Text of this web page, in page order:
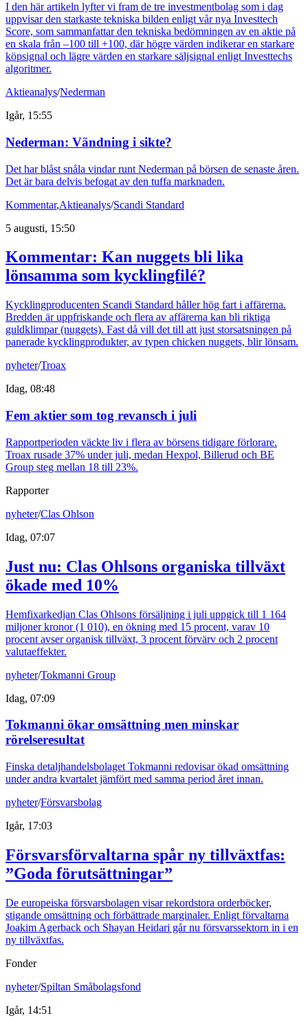
I den här artikeln lyfter vi fram de tre investmentbolag som i dag
uppvisar den starkaste tekniska bilden enligt vår nya Investtech
Score, som sammanfattar den tekniska bedömningen av en aktie på
en skala från –100 till +100, där högre värden indikerar en starkare
köpsignal och lägre värden en starkare säljsignal enligt Investtechs
algoritmer.
Aktieanalys/Nederman
Igår, 15:55
Nederman: Vändning i sikte?
Det har blåst snåla vindar runt Nederman på börsen de senaste åren.
Det är bara delvis befogat av den tuffa marknaden.
Kommentar,Aktieanalys/Scandi Standard
5 augusti, 15:50
Kommentar: Kan nuggets bli lika
lönsamma som kycklingfilé?
Kycklingproducenten Scandi Standard håller hög fart i affärerna.
Bredden är uppfriskande och flera av affärerna kan bli riktiga
guldklimpar (nuggets). Fast då vill det till att just storsatsningen på
panerade kycklingprodukter, av typen chicken nuggets, blir lönsam.
nyheter/Troax
Idag, 08:48
Fem aktier som tog revansch i juli
Rapportperioden väckte liv i flera av börsens tidigare förlorare.
Troax rusade 37% under juli, medan Hexpol, Billerud och BE
Group steg mellan 18 till 23%.
Rapporter
nyheter/Clas Ohlson
Idag, 07:07
Just nu: Clas Ohlsons organiska tillväxt
ökade med 10%
Hemfixarkedjan Clas Ohlsons försäljning i juli uppgick till 1 164
miljoner kronor (1 010), en ökning med 15 procent, varav 10
procent avser organisk tillväxt, 3 procent förvärv och 2 procent
valutaeffekter.
nyheter/Tokmanni Group
Idag, 07:09
Tokmanni ökar omsättning men minskar
rörelseresultat
Finska detaljhandelsbolaget Tokmanni redovisar ökad omsättning
under andra kvartalet jämfört med samma period året innan.
nyheter/Försvarsbolag
Igår, 17:03
Försvarsförvaltarna spår ny tillväxtfas:
”Goda förutsättningar”
De europeiska försvarsbolagen visar rekordstora orderböcker,
stigande omsättning och förbättrade marginaler. Enligt förvaltarna
Joakim Agerback och Shayan Heidari går nu försvarssektorn in i en
ny tillväxtfas.
Fonder
nyheter/Spiltan Småbolagsfond
Igår, 14:51